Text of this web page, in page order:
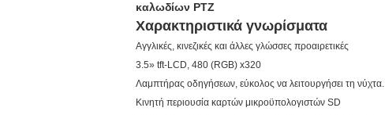
καλωδίων PTZ
Χαρακτηριστικά γνωρίσματα
Αγγλικές, κινεζικές και άλλες γλώσσες προαιρετικές
3.5» tft-LCD, 480 (RGB) x320
Λαμπτήρας οδηγήσεων, εύκολος να λειτουργήσει τη νύχτα.
Κινητή περιουσία καρτών μικροϋπολογιστών SD